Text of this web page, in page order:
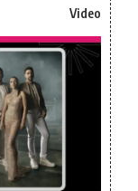
Video